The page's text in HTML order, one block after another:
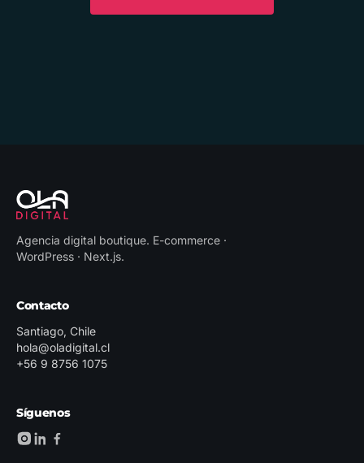
Agencia digital boutique. E-commerce ·
WordPress · Next.js.
Contacto
Santiago, Chile
hola@oladigital.cl
+56 9 8756 1075
Síguenos